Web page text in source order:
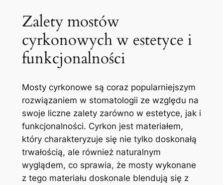
Zalety mostów
cyrkonowych w estetyce i
funkcjonalności
Mosty cyrkonowe są coraz popularniejszym
rozwiązaniem w stomatologii ze względu na
swoje liczne zalety zarówno w estetyce, jak i
funkcjonalności. Cyrkon jest materiałem,
który charakteryzuje się nie tylko doskonałą
trwałością, ale również naturalnym
wyglądem, co sprawia, że mosty wykonane
z tego materiału doskonale blendują się z